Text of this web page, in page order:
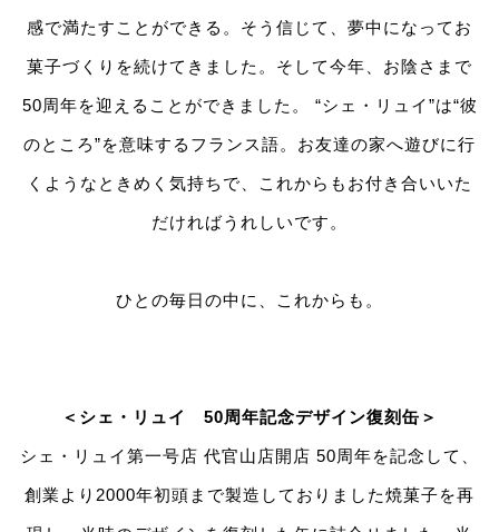
感で満たすことができる。そう信じて、夢中になってお
菓子づくりを続けてきました。そして今年、お陰さまで
50周年を迎えることができました。 “シェ・リュイ”は“彼
のところ”を意味するフランス語。お友達の家へ遊びに行
くようなときめく気持ちで、これからもお付き合いいた
だければうれしいです。
ひとの毎日の中に、これからも。
＜シェ・リュイ 50周年記念デザイン復刻缶＞
シェ・リュイ第一号店 代官山店開店 50周年を記念して、
創業より2000年初頭まで製造しておりました焼菓子を再